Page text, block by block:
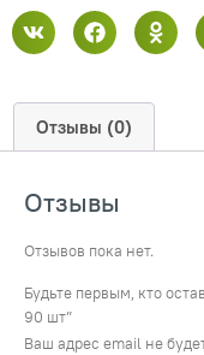
Отзывы (0)
Отзывы
Отзывов пока нет.
Будьте первым, кто
90 шт”
Ваш адрес email не